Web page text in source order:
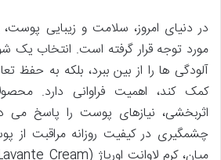
در دنیای امروز، سلامت و زیبایی
مورد توجه قرار گرفته است. انتخاب یک
آلودگی ها را از بین ببرد، بلکه به حفظ
کمک کند، اهمیت فراوانی دارد.
اثربخشی، نیازهای پوست را پاسخ می
چشمگیری در کیفیت روزانه مراقبت از